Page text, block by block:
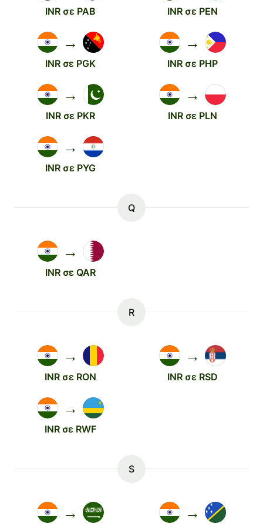
INR σε PAB INR σε PEN
→
INR σε PGK
→
INR σε PHP
→
INR σε PKR
→
INR σε PLN
→
INR σε PYG
Q
→
INR σε QAR
R
→
INR σε RON
→
INR σε RSD
→
INR σε RWF
S
→ →